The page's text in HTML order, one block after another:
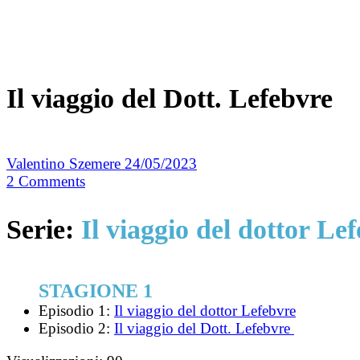
Il viaggio del Dott. Lefebvre
Valentino Szemere 24/05/2023
2 Comments
Serie: Il viaggio del dottor
STAGIONE 1
Episodio 1: Il viaggio del dottor Lefebvre
Episodio 2: Il viaggio del Dott. Lefebvre